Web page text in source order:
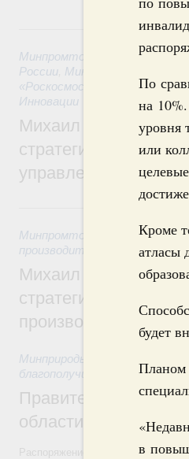
По
на 10%.
уровня
или
Кроме
атласы
будет
Планом
в
Минпромторг России,
России Минсельхоз России
«Роскосмос»
Госкорпорация
Инновации
Михаил Мишустин
стратегической
управления научно-
Минпромторг России,
производительности труда
Михаил Мишустин
стратегической
производительности
Минприроды России
благополучие»
Правительство
области в рамках
Распоряжение от 3 августа 2026